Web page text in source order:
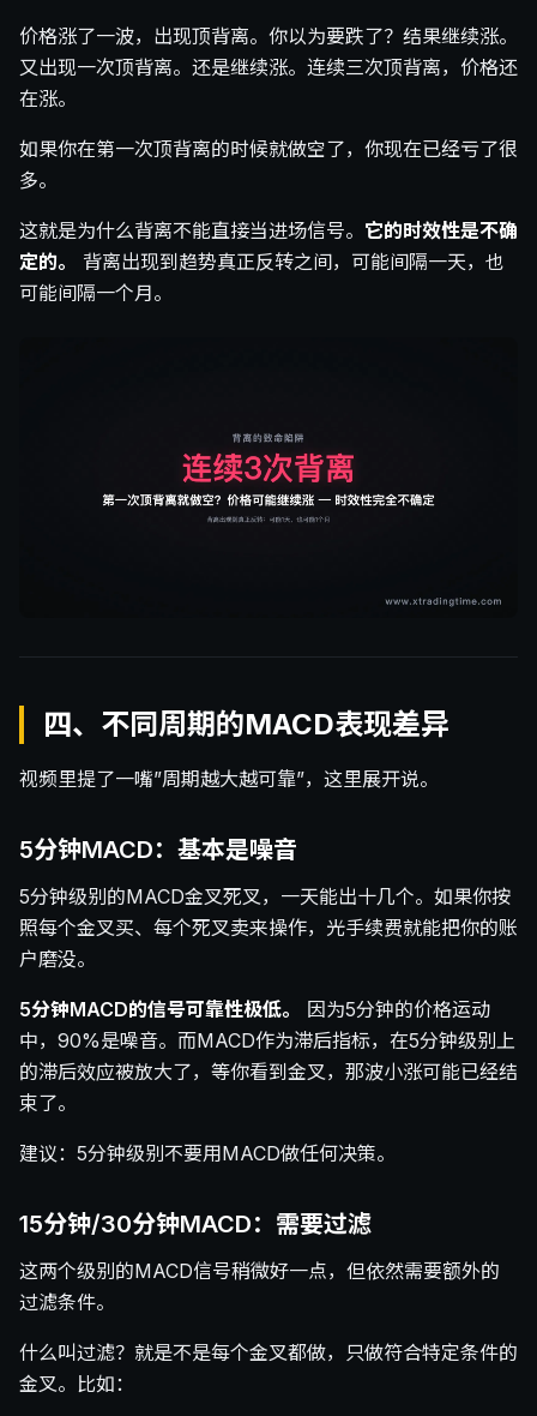
价格涨了一波，出现顶背离。你以为要跌了？结果继续涨。
又出现一次顶背离。还是继续涨。连续三次顶背离，价格还
在涨。
如果你在第一次顶背离的时候就做空了，你现在已经亏了很
多。
这就是为什么背离不能直接当进场信号。 它的时效性是不确
定的。
背离出现到趋势真正反转之间，可能间隔一天，也
可能间隔一个月。
四、不同周期的MACD表现差异
视频里提了一嘴”周期越大越可靠”，这里展开说。
5分钟MACD：基本是噪音
5分钟级别的MACD金叉死叉，一天能出十几个。如果你按
照每个金叉买、每个死叉卖来操作，光手续费就能把你的账
户磨没。
5分钟MACD的信号可靠性极低。
因为5分钟的价格运动
中，90%是噪音。而MACD作为滞后指标，在5分钟级别上
的滞后效应被放大了，等你看到金叉，那波小涨可能已经结
束了。
建议：5分钟级别不要用MACD做任何决策。
15分钟/30分钟MACD：需要过滤
这两个级别的MACD信号稍微好一点，但依然需要额外的
过滤条件。
什么叫过滤？就是不是每个金叉都做，只做符合特定条件的
金叉。比如：